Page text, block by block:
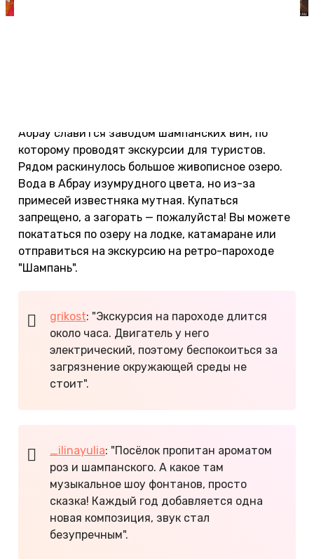
Абрау славится заводом шампанских вин, по
которому проводят экскурсии для туристов.
Рядом раскинулось большое живописное озеро.
Вода в Абрау изумрудного цвета, но из-за
примесей известняка мутная. Купаться
запрещено, а загорать — пожалуйста! Вы можете
покататься по озеру на лодке, катамаране или
отправиться на экскурсию на ретро-пароходе
"Шампань".
grikost: "Экскурсия на пароходе длится
около часа. Двигатель у него
электрический, поэтому беспокоиться за
загрязнение окружающей среды не
стоит".
_ilinayulia: "Посёлок пропитан ароматом
роз и шампанского. А какое там
музыкальное шоу фонтанов, просто
сказка! Каждый год добавляется одна
новая композиция, звук стал
безупречным".